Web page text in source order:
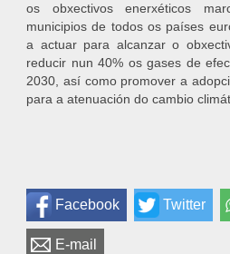
os obxectivos enerxéticos
municipios de todos os países
a actuar para alcanzar o
reducir nun 40% os gases de
2030, así como promover a
para a atenuación do cambio
Facebook Twitter
E-mail